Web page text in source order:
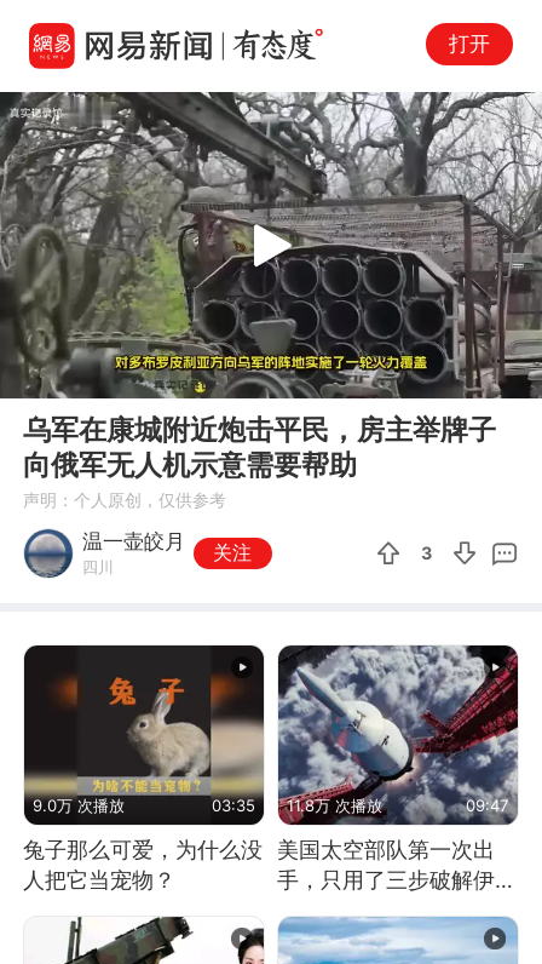
打开
00:00 10:33
Play
乌军在康城附近炮击平民，房主举牌子
向俄军无人机示意需要帮助
声明：个人原创，仅供参考
温一壶皎月
四川
关注 3
9.0万 次播放 03:35
兔子那么可爱，为什么没
人把它当宠物？
11.8万 次播放 09:47
美国太空部队第一次出
手，只用了三步破解伊朗